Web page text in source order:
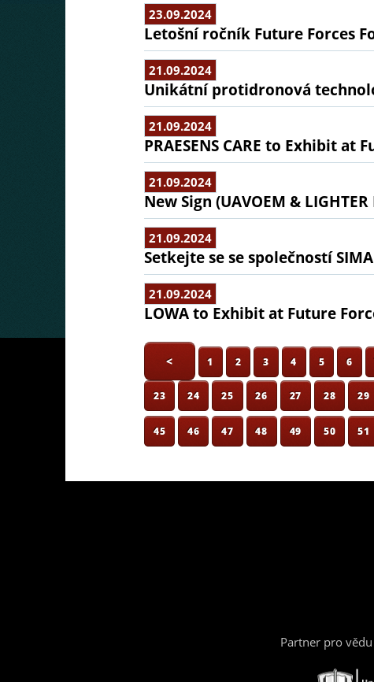
23.09.2024
Letošní ročník Future Forces
21.09.2024
Unikátní protidronová
21.09.2024
PRAESENS CARE to Exhibit at
21.09.2024
New Sign (UAVOEM &
21.09.2024
Setkejte se se společností
21.09.2024
LOWA to Exhibit at Future
< 1 2 3 4 5 6
23 24 25 26 27 28 29
45 46 47 48 49 50 51
Partner pro